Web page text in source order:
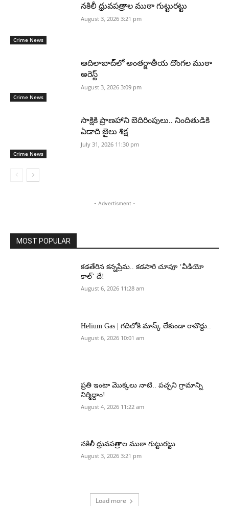
Crime News
నకిలీ ధ్రువపత్రాల ముఠా గుట్టురట్టు
August 3, 2026 3:21 pm
Crime News
ఆదిలాబాద్‌లో అంతర్జాతీయ దొంగల ముఠా
అరెస్ట్
August 3, 2026 3:09 pm
Crime News
సాక్షికి ప్రాణహాని బెదిరింపులు.. నిందితుడికి
ఏడాది జైలు శిక్ష
July 31, 2026 11:30 pm
- Advertisment -
MOST POPULAR
కడతేరిన కన్నప్రేమ.. కడసారి చూపూ ‘వీడియో
కాల్’ దే!
August 6, 2026 11:28 am
Helium Gas | గదిలోకి మాస్క్ లేకుండా రావొద్దు..
August 6, 2026 10:01 am
ప్రతి ఇంటా మొక్కలు నాటి.. పచ్చని గ్రామాన్ని
నిర్మిద్దాం!
August 4, 2026 11:22 am
నకిలీ ధ్రువపత్రాల ముఠా గుట్టురట్టు
August 3, 2026 3:21 pm
Load more